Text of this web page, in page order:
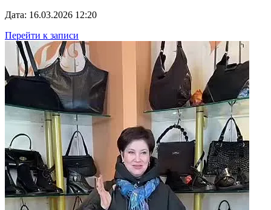
Дата: 16.03.2026 12:20
Перейти к записи